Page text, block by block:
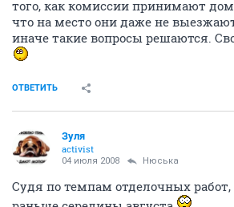
того, как комиссии принимают
что на место они даже не
иначе такие вопросы решаются.
ОТВЕТИТЬ
Зуля
activist
04 июля 2008 Нюська
Судя по темпам отделочных